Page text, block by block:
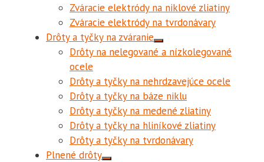
Zváracie elektródy na niklové zliatiny
Zváracie elektródy na tvrdonávary
Drôty a tyčky na zváranie
Drôty na nelegované a nízkolegované
ocele
Drôty a tyčky na nehrdzavejúce ocele
Drôty a tyčky na báze niklu
Drôty a tyčky na medené zliatiny
Drôty a tyčky na hliníkové zliatiny
Drôty a tyčky na tvrdonávary
Plnené drôty